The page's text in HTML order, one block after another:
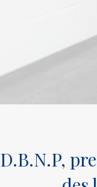
D.B.N.P,